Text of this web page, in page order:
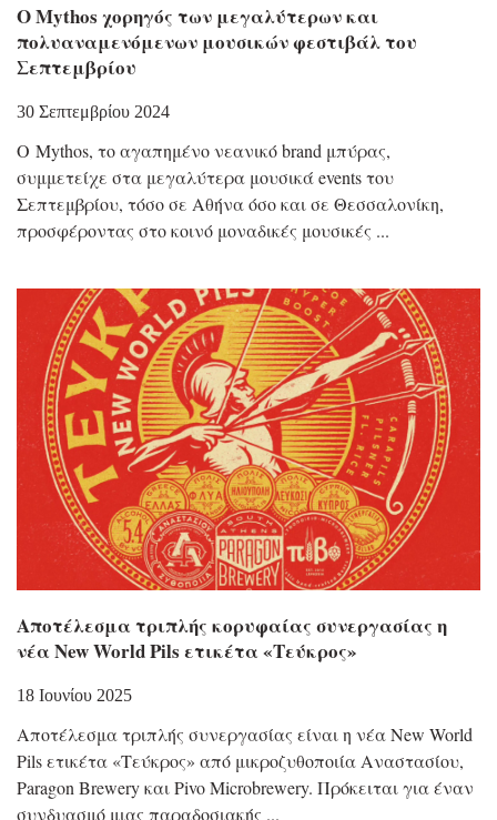
Ο Mythos χορηγός των μεγαλύτερων και
πολυαναμενόμενων μουσικών φεστιβάλ του
Σεπτεμβρίου
30 Σεπτεμβρίου 2024
Ο Mythos, το αγαπημένο νεανικό brand μπύρας,
συμμετείχε στα μεγαλύτερα μουσικά events του
Σεπτεμβρίου, τόσο σε Αθήνα όσο και σε Θεσσαλονίκη,
προσφέροντας στο κοινό μοναδικές μουσικές
Αποτέλεσμα τριπλής κορυφαίας συνεργασίας η
νέα New World Pils ετικέτα «Τεύκρος»
18 Ιουνίου 2025
Αποτέλεσμα τριπλής συνεργασίας είναι η νέα New World
Pils ετικέτα «Τεύκρος» από μικροζυθοποιία Αναστασίου,
Paragon Brewery και Pivo Microbrewery. Πρόκειται για έναν
συνδυασμό μιας παραδοσιακής